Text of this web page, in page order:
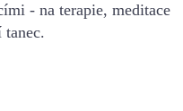
- na terapie, meditace